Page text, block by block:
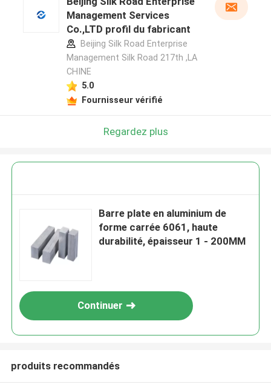
Management Services
Co.,LTD profil du fabricant
Beijing Silk Road Enterprise
Management Silk Road 217th ,LA
CHINE
5.0
Fournisseur vérifié
Regardez plus
Barre plate en aluminium de
forme carrée 6061, haute
durabilité, épaisseur 1 - 200MM
Continuer
produits recommandés